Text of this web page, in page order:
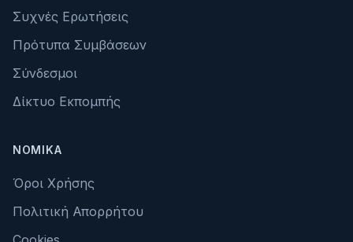
Συχνές Ερωτήσεις
Πρότυπα Συμβάσεων
Σύνδεσμοι
Δίκτυο Εκπομπής
ΝΟΜΙΚΆ
Όροι Χρήσης
Πολιτική Απορρήτου